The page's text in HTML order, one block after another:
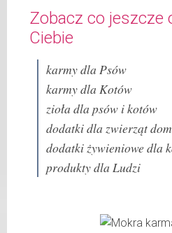
aktywności, warunków
czynników.
Waga netto/Nr art.: 600
Zobacz co jeszcze
Ciebie
karmy dla Psów
karmy dla Kotów
zioła dla psów i kotów
dodatki dla zwierząt
dodatki żywieniowe dla
produkty dla Ludzi